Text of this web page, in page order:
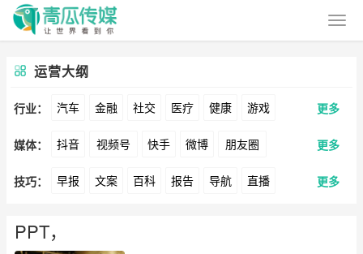
运营大纲
行业： 汽车 金融 社交 医疗 健康 游戏
动漫 美妆 美食 家装 教育 婚纱
酒旅 母婴 宠物 文娱 跨境 科技
更多
媒体： 抖音 视频号 快手 微博 朋友圈
公众号 B站 小红书 头条 知乎
更多
技巧： 早报 文案 百科 报告 导航 直播 更多
PPT，